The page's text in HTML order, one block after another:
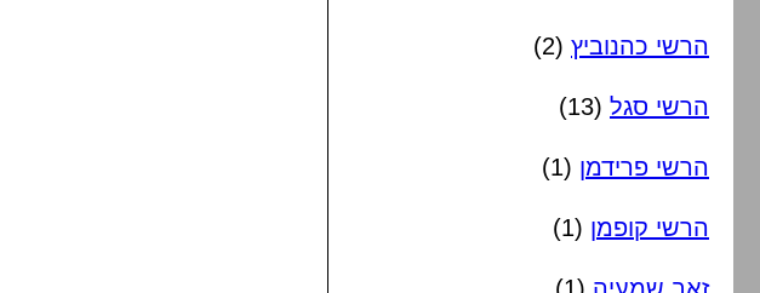
הרשי כהנוביץ (2)
הרשי סגל (13)
הרשי פרידמן (1)
הרשי קופמן (1)